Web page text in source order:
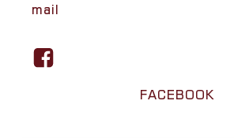
mail
FACEBOOK